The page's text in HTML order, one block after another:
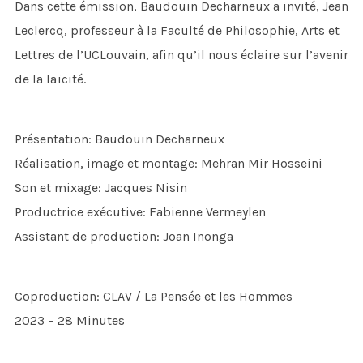
Dans cette émission, Baudouin Decharneux a invité, Jean
Leclercq, professeur à la Faculté de Philosophie, Arts et
Lettres de l’UCLouvain, afin qu’il nous éclaire sur l’avenir
de la laïcité.
Présentation: Baudouin Decharneux
Réalisation, image et montage: Mehran Mir Hosseini
Son et mixage: Jacques Nisin
Productrice exécutive: Fabienne Vermeylen
Assistant de production: Joan Inonga
Coproduction: CLAV / La Pensée et les Hommes
2023 – 28 Minutes